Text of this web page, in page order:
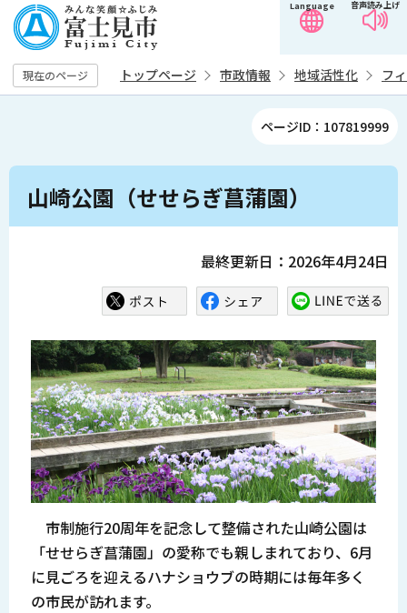
の
ペ
ー
す
音声読み上げ
Language
現在のページ トップページ 市政情報 地域活性化 フ
ページID：107819999
本
山崎公園（せせらぎ菖蒲園）
最終更新日：2026年4月24日
市制施行20周年を記念して整備された山崎公園は
「せせらぎ菖蒲園」の愛称でも親しまれており、6月
に見ごろを迎えるハナショウブの時期には毎年多く
の市民が訪れます。